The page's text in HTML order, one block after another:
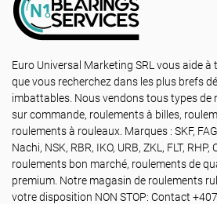
Euro Universal Marketing SRL vous aide
que vous recherchez dans les plus brefs
imbattables. Nous vendons tous types de
sur commande, roulements à billes,
roulements à rouleaux. Marques : SKF,
Nachi, NSK, RBR, IKO, URB, ZKL, FLT,
roulements bon marché, roulements de
premium. Notre magasin de roulements
votre disposition NON STOP: Contact